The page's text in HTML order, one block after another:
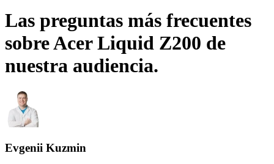
Las preguntas más frecuentes
sobre Acer Liquid Z200 de
nuestra audiencia.
Evgenii Kuzmin